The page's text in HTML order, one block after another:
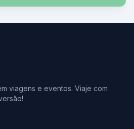
viagens e eventos. Viaje com